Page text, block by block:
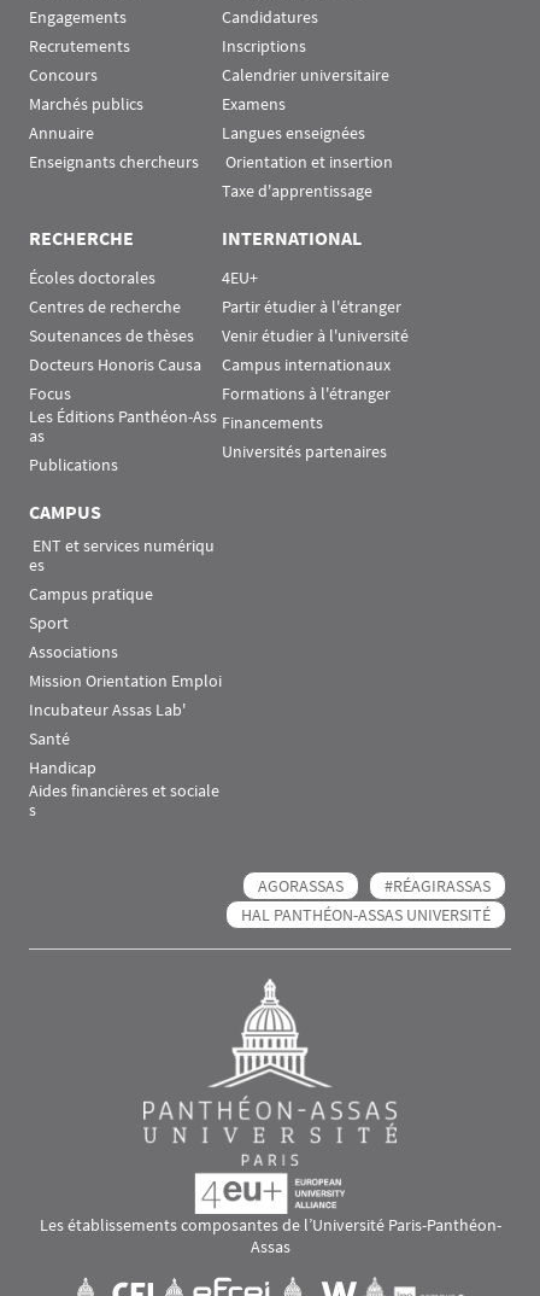
Engagements
Recrutements
Concours
Marchés publics
Annuaire
Enseignants chercheurs
Candidatures
Inscriptions
Calendrier universitaire
Examens
Langues enseignées
Orientation et insertion
Taxe d'apprentissage
RECHERCHE
Écoles doctorales
Centres de recherche
Soutenances de thèses
Docteurs Honoris Causa
Focus
Les Éditions Panthéon-Ass
as
Publications
INTERNATIONAL
4EU+
Partir étudier à l'étranger
Venir étudier à l'université
Campus internationaux
Formations à l'étranger
Financements
Universités partenaires
CAMPUS
es
Campus pratique
Sport
Associations
Mission Orientation Emploi
Incubateur Assas Lab'
Santé
Handicap
Aides financières et sociale
s
AGORASSAS
#RÉAGIRASSAS
HAL PANTHÉON-ASSAS UNIVERSITÉ
Les établissements composantes de l’Université Paris-Panthéon-
Assas
Visuel svgVisuel svg Visuel svgVisuel svg